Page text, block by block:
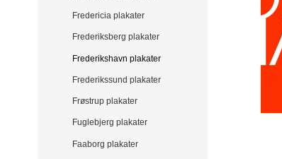
Fredericia plakater
Frederiksberg plakater
Frederikshavn plakater
Frederikssund plakater
Frøstrup plakater
Fuglebjerg plakater
Faaborg plakater